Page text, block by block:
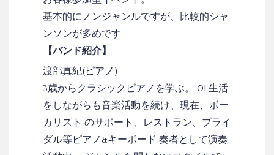
基本的にノンジャンルですが、比較的シャ
ンソンが多めです
【バンド紹介】
渡部真紀(ピアノ)
3歳からクラシックピアノを学ぶ。 OL生活
をしながらも音楽活動を続け、現在、ボー
カリスト のサポート、レストラン、ブライ
ダル等ピアノ&キーボード 奏者として演奏